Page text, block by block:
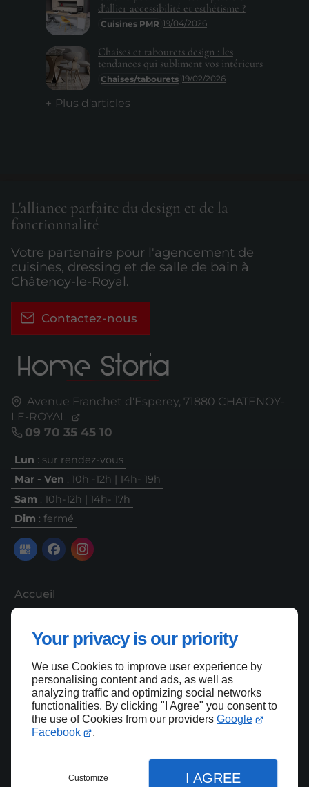
Your privacy is our priority
We use Cookies to improve user experience by
personalising content and ads, as well as
analyzing traffic and optimizing social networks
functionalities. By clicking "I Agree" you consent to
the use of Cookies from our providers Google
Facebook
.
Customize I AGREE
Cuisines PMR 19/04/2026
d'allier accessibilité et esthétisme ?
Chaises/tabourets 19/02/2026
Chaises et tabourets design : les
tendances qui subliment vos intérieurs
Plus d'articles
Avenue Franchet d'Esperey, 71880 CHATENOY-
LE-ROYAL
09 70 35 45 10
Lun : sur rendez-vous
Mar - Ven : 10h -12h | 14h- 19h
Sam : 10h-12h | 14h- 17h
Dim : fermé
Accueil
Mentions légales
Plan du site
L'alliance parfaite du design et de la
fonctionnalité
Votre partenaire pour l'agencement de
cuisines, dressing et de salle de bain à
Châtenoy-le-Royal.
Contactez-nous
Haut de page